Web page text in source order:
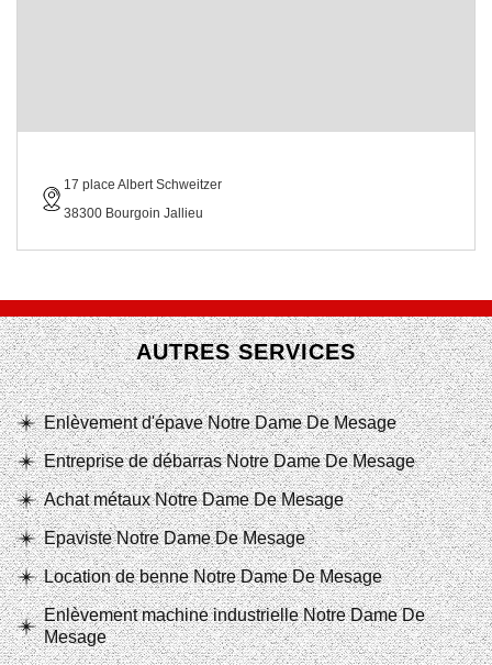
17 place Albert Schweitzer
38300 Bourgoin Jallieu
AUTRES SERVICES
Enlèvement d'épave Notre Dame De Mesage
Entreprise de débarras Notre Dame De Mesage
Achat métaux Notre Dame De Mesage
Epaviste Notre Dame De Mesage
Location de benne Notre Dame De Mesage
Enlèvement machine industrielle Notre Dame De
Mesage